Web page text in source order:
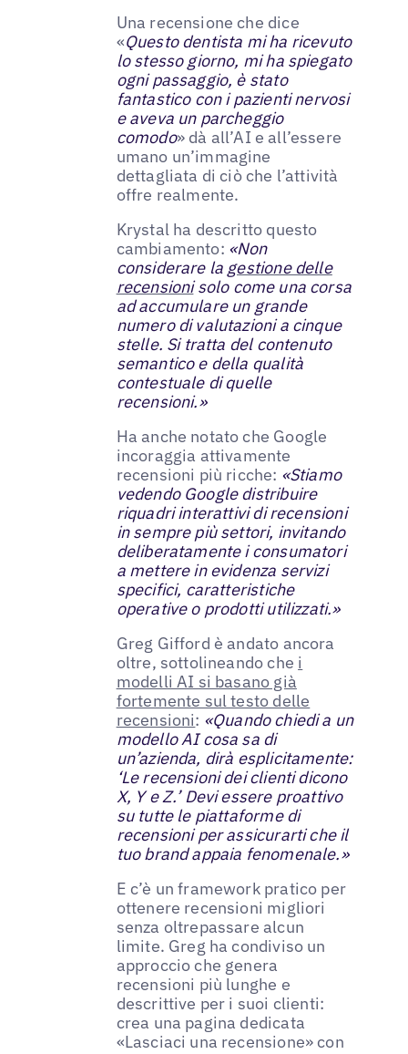
Una recensione che dice
«Questo dentista mi ha ricevuto
lo stesso giorno, mi ha spiegato
ogni passaggio, è stato
fantastico con i pazienti nervosi
e aveva un parcheggio
comodo» dà all’AI e all’essere
umano un’immagine
dettagliata di ciò che l’attività
offre realmente.
Krystal ha descritto questo
cambiamento: «Non
considerare la gestione delle
recensionisolo come una corsa
ad accumulare un grande
numero di valutazioni a cinque
stelle. Si tratta del contenuto
semantico e della qualità
contestuale di quelle
recensioni.»
Ha anche notato che Google
incoraggia attivamente
recensioni più ricche: «Stiamo
vedendo Google distribuire
riquadri interattivi di recensioni
in sempre più settori, invitando
deliberatamente i consumatori
a mettere in evidenza servizi
specifici, caratteristiche
operative o prodotti utilizzati.»
Greg Gifford è andato ancora
oltre, sottolineando che i
modelli AI si basano già
fortemente sul testo delle
recensioni: «Quando chiedi a un
modello AI cosa sa di
un’azienda, dirà esplicitamente:
‘Le recensioni dei clienti dicono
X, Y e Z.’ Devi essere proattivo
su tutte le piattaforme di
recensioni per assicurarti che il
tuo brand appaia fenomenale.»
E c’è un framework pratico per
ottenere recensioni migliori
senza oltrepassare alcun
limite. Greg ha condiviso un
approccio che genera
recensioni più lunghe e
descrittive per i suoi clienti:
crea una pagina dedicata
«Lasciaci una recensione» con